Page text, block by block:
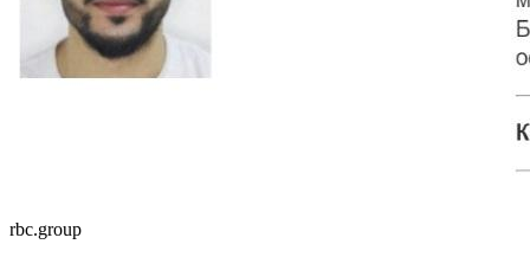
rbc.group